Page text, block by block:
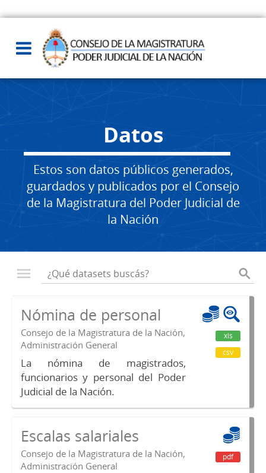
Datos
Estos son datos públicos generados,
guardados y publicados por el Consejo
de la Magistratura del Poder Judicial de
la Nación
Nómina de personal
Consejo de la Magistratura de la Nación,
Administración General
La nómina de magistrados,
funcionarios y personal del Poder
Judicial de la Nación.
xls
csv
Escalas salariales
Consejo de la Magistratura de la Nación,
Administración General
pdf